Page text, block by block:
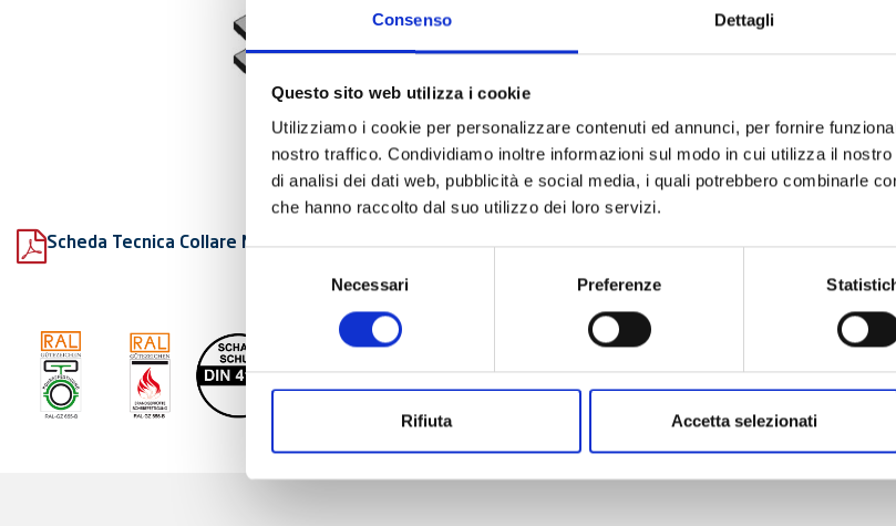
Consenso Dettagli
Questo sito web utilizza i cookie
Utilizziamo i cookie per personalizzare contenuti ed annunci, per fornire
nostro traffico. Condividiamo inoltre informazioni sul modo in cui utilizza il
di analisi dei dati web, pubblicità e social media, i quali potrebbero combinarle
che hanno raccolto dal suo utilizzo dei loro servizi.
Necessari Preferenze
Rifiuta Accetta selezionati
Scheda Tecnica Collare Maxima PSM fonoassorbente
UNITÀ DI MISURA:
CODICE TIPO